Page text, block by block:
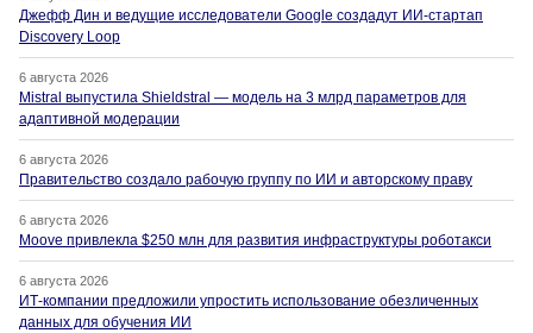
Джефф Дин и ведущие исследователи Google создадут ИИ-стартап
Discovery Loop
6 августа 2026
Mistral выпустила Shieldstral — модель на 3 млрд параметров для
адаптивной модерации
6 августа 2026
Правительство создало рабочую группу по ИИ и авторскому праву
6 августа 2026
Moove привлекла $250 млн для развития инфраструктуры роботакси
6 августа 2026
ИТ-компании предложили упростить использование обезличенных
данных для обучения ИИ